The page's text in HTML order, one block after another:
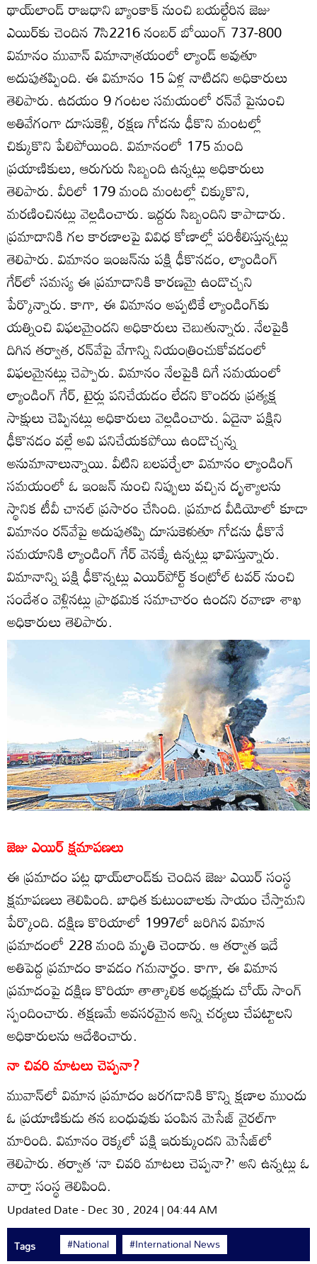
థాయ్‌లాండ్‌ రాజధాని బ్యాంకాక్‌ నుంచి బయల్దేరిన జెజు
ఎయిర్‌కు చెందిన 7సి2216 నంబర్‌ బోయింగ్‌ 737-800
విమానం మువాన్‌ విమానాశ్రయంలో ల్యాండ్‌ అవుతూ
అదుపుతప్పింది. ఈ విమానం 15 ఏళ్ల నాటిదని అధికారులు
తెలిపారు. ఉదయం 9 గంటల సమయంలో రన్‌వే పైనుంచి
అతివేగంగా దూసుకెళ్లి, రక్షణ గోడను ఢీకొని మంటల్లో
చిక్కుకొని పేలిపోయింది. విమానంలో 175 మంది
ప్రయాణికులు, ఆరుగురు సిబ్బంది ఉన్నట్లు అధికారులు
తెలిపారు. వీరిలో 179 మంది మంటల్లో చిక్కుకొని,
మరణించినట్లు వెల్లడించారు. ఇద్దరు సిబ్బందిని కాపాడారు.
ప్రమాదానికి గల కారణాలపై వివిధ కోణాల్లో పరిశీలిస్తున్నట్లు
తెలిపారు. విమానం ఇంజన్‌ను పక్షి ఢీకొనడం, ల్యాండింగ్‌
గేర్‌లో సమస్య ఈ ప్రమాదానికి కారణమై ఉండొచ్చని
పేర్కొన్నారు. కాగా, ఈ విమానం అప్పటికే ల్యాండింగ్‌కు
యత్నించి విఫలమైందని అధికారులు చెబుతున్నారు. నేలపైకి
దిగిన తర్వాత, రన్‌వేపై వేగాన్ని నియంత్రించుకోవడంలో
విఫలమైనట్లు చెప్పారు. విమానం నేలపైకి దిగే సమయంలో
ల్యాండింగ్‌ గేర్‌, టైర్లు పనిచేయడం లేదని కొందరు ప్రత్యక్ష
సాక్షులు చెప్పినట్లు అధికారులు వెల్లడించారు. ఏదైనా పక్షిని
ఢీకొనడం వల్లే అవి పనిచేయకపోయి ఉండొచ్చన్న
అనుమానాలున్నాయి. వీటిని బలపర్చేలా విమానం ల్యాండింగ్‌
సమయంలో ఓ ఇంజన్‌ నుంచి నిప్పులు వచ్చిన దృశ్యాలను
స్థానిక టీవీ చానల్‌ ప్రసారం చేసింది. ప్రమాద వీడియోలో కూడా
విమానం రన్‌వేపై అదుపుతప్పి దూసుకెళుతూ గోడను ఢీకొనే
సమయానికి ల్యాండింగ్‌ గేర్‌ వెనక్కే ఉన్నట్లు భావిస్తున్నారు.
విమానాన్ని పక్షి ఢీకొన్నట్లు ఎయిర్‌పోర్ట్‌ కంట్రోల్‌ టవర్‌ నుంచి
సందేశం వెళ్లినట్లు ప్రాథమిక సమాచారం ఉందని రవాణా శాఖ
అధికారులు తెలిపారు.
జెజు ఎయిర్‌ క్షమాపణలు
ఈ ప్రమాదం పట్ల థాయ్‌లాండ్‌కు చెందిన జెజు ఎయిర్‌ సంస్థ
క్షమాపణలు తెలిపింది. బాధిత కుటుంబాలకు సాయం చేస్తామని
పేర్కొంది. దక్షిణ కొరియాలో 1997లో జరిగిన విమాన
ప్రమాదంలో 228 మంది మృతి చెందారు. ఆ తర్వాత ఇదే
అతిపెద్ద ప్రమాదం కావడం గమనార్హం. కాగా, ఈ విమాన
ప్రమాదంపై దక్షిణ కొరియా తాత్కాలిక అధ్యక్షుడు చోయ్‌ సాంగ్‌
స్పందించారు. తక్షణమే అవసరమైన అన్ని చర్యలు చేపట్టాలని
అధికారులను ఆదేశించారు.
నా చివరి మాటలు చెప్పనా?
మువాన్‌లో విమాన ప్రమాదం జరగడానికి కొన్ని క్షణాల ముందు
ఓ ప్రయాణికుడు తన బంధువుకు పంపిన మెసేజ్‌ వైరల్‌గా
మారింది. విమానం రెక్కలో పక్షి ఇరుక్కుందని మెసేజ్‌లో
తెలిపారు. తర్వాత ‘నా చివరి మాటలు చెప్పనా?’ అని ఉన్నట్లు ఓ
వార్తా సంస్థ తెలిపింది.
Updated Date - Dec 30 , 2024 | 04:44 AM
Tags #National #International News